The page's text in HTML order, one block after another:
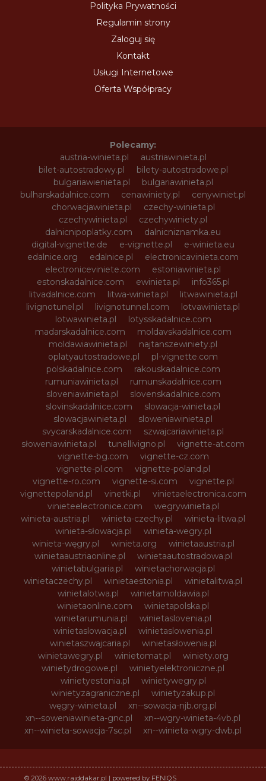
Polityka Prywatności
Regulamin strony
Zaloguj się
Kontakt
Usługi Internetowe
Oferta Współpracy
Polecamy:
austria-winieta.pl
austriawinieta.pl
bilet-autostradowy.pl
bilety-autostradowe.pl
bulgariawienieta.pl
bulgariawinieta.pl
bulharskadalnice.com
cenawiniety.pl
cenywiniet.pl
chorwacjawinieta.pl
czechy-winieta.pl
czechywinieta.pl
czechywiniety.pl
dalnicnipoplatky.com
dalnicniznamka.eu
digital-vignette.de
e-vignette.pl
e-winieta.eu
edalnice.org
edalnice.pl
electronicavinieta.com
electroniceviniete.com
estoniawinieta.pl
estonskadalnice.com
ewinieta.pl
info365.pl
litvadalnice.com
litwa-winieta.pl
litwawinieta.pl
livignotunel.pl
livignotunnel.com
lotvawinieta.pl
lotwawinieta.pl
lotysskadalnice.com
madarskadalnice.com
moldavskadalnice.com
moldawiawinieta.pl
najtanszewiniety.pl
oplatyautostradowe.pl
pl-vignette.com
polskadalnice.com
rakouskadalnice.com
rumuniawinieta.pl
rumunskadalnice.com
sloveniawinieta.pl
slovenskadalnice.com
slovinskadalnice.com
slowacja-winieta.pl
slowacjawinieta.pl
sloweniawinieta.pl
svycarskadalnice.com
szwajcariawinieta.pl
słoweniawinieta.pl
tunellivigno.pl
vignette-at.com
vignette-bg.com
vignette-cz.com
vignette-pl.com
vignette-poland.pl
vignette-ro.com
vignette-si.com
vignette.pl
vignettepoland.pl
vinetki.pl
vinietaelectronica.com
vinieteelectronice.com
wegrywinieta.pl
winieta-austria.pl
winieta-czechy.pl
winieta-litwa.pl
winieta-słowacja.pl
winieta-wegry.pl
winieta-węgry.pl
winieta.org
winietaaustria.pl
winietaaustriaonline.pl
winietaautostradowa.pl
winietabulgaria.pl
winietachorwacja.pl
winietaczechy.pl
winietaestonia.pl
winietalitwa.pl
winietalotwa.pl
winietamoldawia.pl
winietaonline.com
winietapolska.pl
winietarumunia.pl
winietaslovenia.pl
winietaslowacja.pl
winietaslowenia.pl
winietaszwajcaria.pl
winietasłowenia.pl
winietawegry.pl
winietomat.pl
winiety.org
winietydrogowe.pl
winietyelektroniczne.pl
winietyestonia.pl
winietywegry.pl
winietyzagraniczne.pl
winietyzakup.pl
węgry-winieta.pl
xn--sowacja-njb.org.pl
xn--soweniawinieta-gnc.pl
xn--wgry-winieta-4vb.pl
xn--winieta-sowacja-7sc.pl
xn--winieta-wgry-dwb.pl
© 2026 www.rajddakar.pl | powered by FENIQS